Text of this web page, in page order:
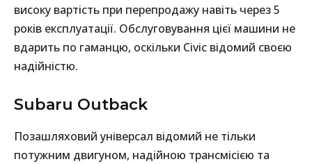
високу вартість при перепродажу навіть через 5
років експлуатації. Обслуговування цієї машини не
вдарить по гаманцю, оскільки Civic відомий своєю
надійністю.
Subaru Outback
Позашляховий універсал відомий не тільки
потужним двигуном, надійною трансмісією та